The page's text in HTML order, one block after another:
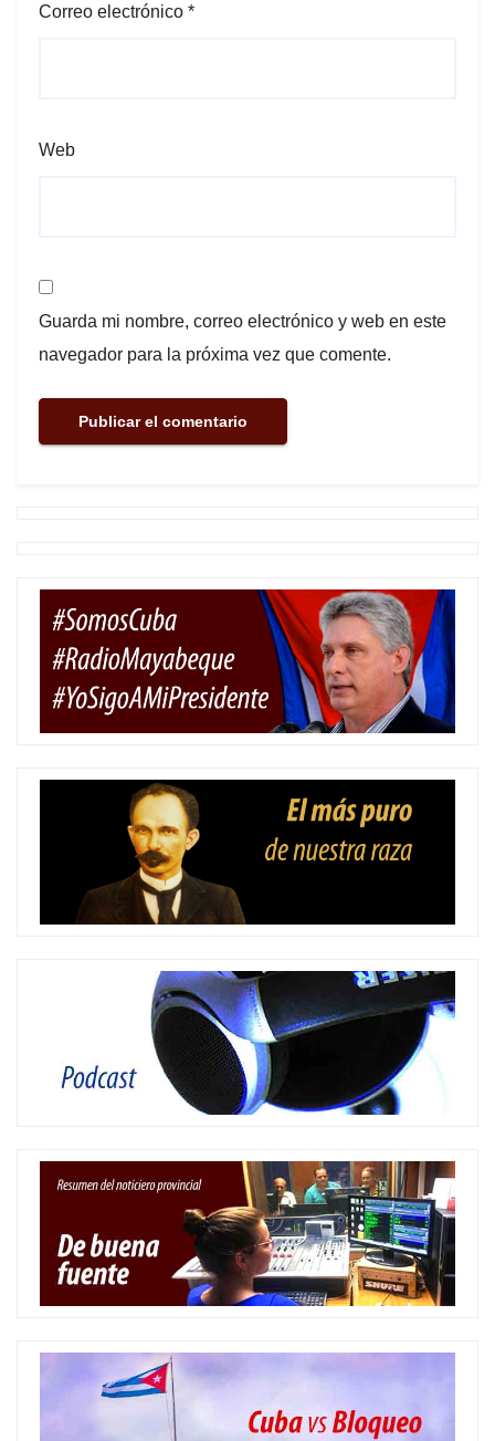
Correo electrónico *
Web
Guarda mi nombre, correo electrónico y web en este
navegador para la próxima vez que comente.